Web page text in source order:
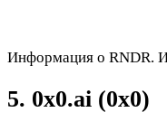
Информация о RNDR.
5. 0x0.ai (0x0)